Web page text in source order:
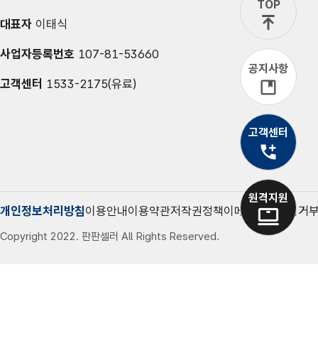
대표자 이태식
사업자등록번호 107-81-53660
고객센터 1533-2175(유료)
개인정보처리방침이용안내 이용약관저작권정책이메일무단수집거
Copyright 2022. 판판셀러 All Rights Reserved.
TOP
공지사항
유선상담
1533-2175(
고객센터
원격지원